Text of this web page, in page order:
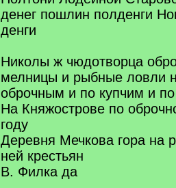
денег пошлин полденги
денги
Николы ж чюдотворца
мелницы и рыбные ловли
оброчным и по купчим и
На Княжострове по
году
Деревня Мечкова гора на
ней крестьян
В. Филка да